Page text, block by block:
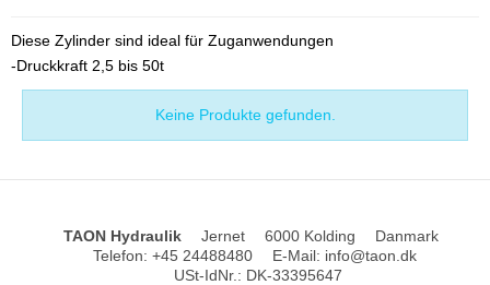
Diese Zylinder sind ideal für Zuganwendungen
-Druckkraft 2,5 bis 50t
Keine Produkte gefunden.
TAON Hydraulik Jernet 6000 Kolding
Danmark
Telefon: +45 24488480 E-Mail: info@taon.dk
USt-IdNr. : DK-33395647